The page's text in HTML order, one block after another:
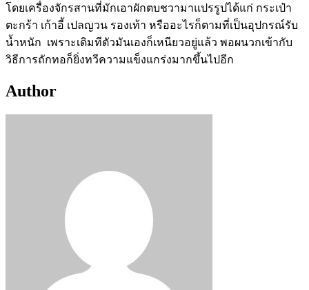
โดยเครื่องจักรสานที่มักเอาผักตบชวามาแปรรูปได้แก่ กระเป๋า
ตะกร้า เก้าอี้ เปลญวน รองเท้า หรืออะไรก็ตามที่เป็นอุปกรณ์รับ
น้ำหนัก เพราะเดิมทีตัวมันเองก็เหนียวอยู่แล้ว พอผนวกเข้ากับ
วิธีการถักทอก็ยิ่งทวีความแข็งแกร่งมากขึ้นไปอีก
Author